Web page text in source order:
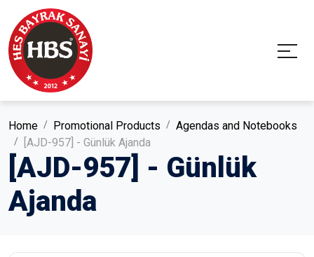
Home Promotional Products
Agendas and Notebooks
[AJD-957] - Günlük Ajanda
[AJD-957] - Günlük
Ajanda